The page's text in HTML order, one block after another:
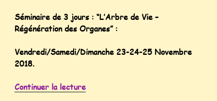
Séminaire de 3 jours : “L’Arbre de Vie –
Régénération des Organes” :
Vendredi/Samedi/Dimanche 23-24-25 Novembre
2018.
Continuer la lecture